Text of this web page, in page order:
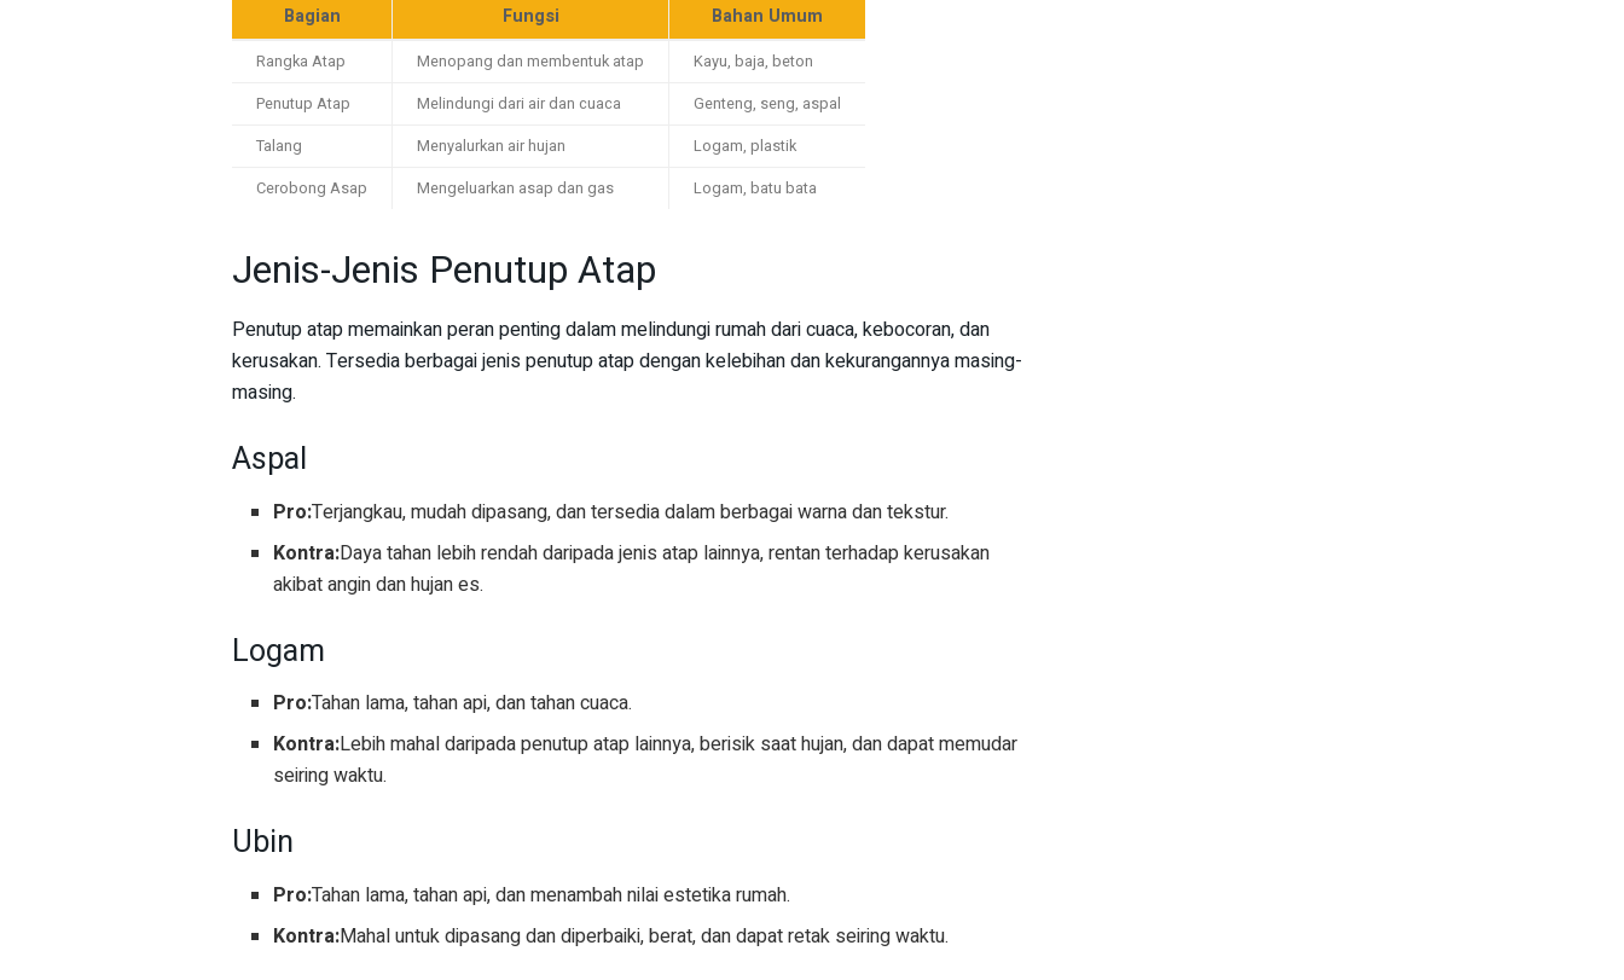
Bagian Fungsi Bahan Umum
Rangka Atap Menopang dan membentuk atap
Kayu, baja, beton
Penutup Atap
Melindungi dari air dan cuaca
Genteng, seng, aspal
Talang
Menyalurkan air hujan
Logam, plastik
Cerobong Asap
Mengeluarkan asap dan gas Logam, batu bata
Jenis-Jenis Penutup Atap
Penutup atap memainkan peran penting dalam melindungi rumah dari cuaca, kebocoran, dan
kerusakan. Tersedia berbagai jenis penutup atap dengan kelebihan dan kekurangannya masing-
masing.
Aspal
Pro:Terjangkau, mudah dipasang, dan tersedia dalam berbagai warna dan tekstur.
Kontra:Daya tahan lebih rendah daripada jenis atap lainnya, rentan terhadap kerusakan
akibat angin dan hujan es.
Logam
Pro:Tahan lama, tahan api, dan tahan cuaca.
Kontra:Lebih mahal daripada penutup atap lainnya, berisik saat hujan, dan dapat memudar
seiring waktu.
Ubin
Pro:Tahan lama, tahan api, dan menambah nilai estetika rumah.
Kontra:Mahal untuk dipasang dan diperbaiki, berat, dan dapat retak seiring waktu.